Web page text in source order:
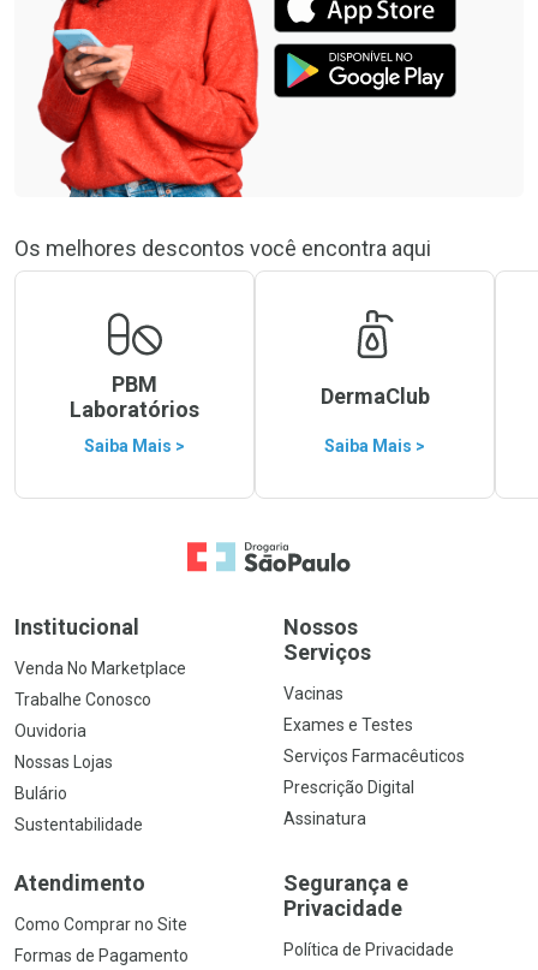
Os melhores descontos você encontra aqui
PBM
Laboratórios
Saiba Mais >
DermaClub
Saiba Mais >
Ir para a Home
Institucional
Venda No Marketplace
Trabalhe Conosco
Ouvidoria
Nossas Lojas
Bulário
Sustentabilidade
Nossos
Serviços
Vacinas
Exames e Testes
Serviços Farmacêuticos
Prescrição Digital
Assinatura
Atendimento
Como Comprar no Site
Formas de Pagamento
Segurança e
Privacidade
Política de Privacidade